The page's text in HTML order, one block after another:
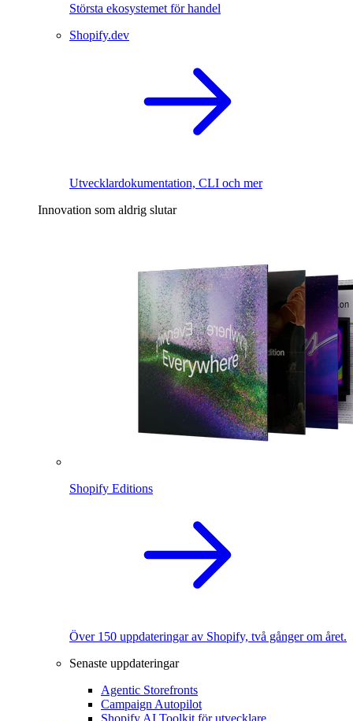
Största ekosystemet för handel
Shopify.dev
Utvecklardokumentation, CLI och mer
Innovation som aldrig slutar
Shopify Editions
Över 150 uppdateringar av Shopify, två gånger om året.
Senaste uppdateringar
Agentic Storefronts
Campaign Autopilot
Shopify AI Toolkit för utvecklare